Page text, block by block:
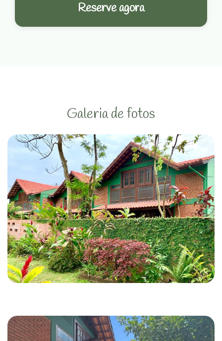
Reserve agora
Galeria de fotos